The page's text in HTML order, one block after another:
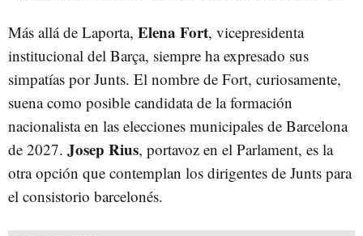
Más allá de Laporta, Elena Fort, vicepresidenta
institucional del Barça, siempre ha expresado sus
simpatías por Junts. El nombre de Fort, curiosamente,
suena como posible candidata de la formación
nacionalista en las elecciones municipales de Barcelona
de 2027. Josep Rius, portavoz en el Parlament, es la
otra opción que contemplan los dirigentes de Junts para
el consistorio barcelonés.